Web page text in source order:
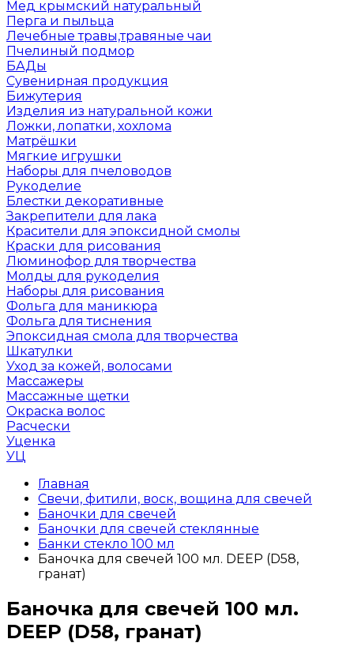
Мед крымский натуральный
Перга и пыльца
Лечебные травы,травяные чаи
Пчелиный подмор
БАДы
Сувенирная продукция
Бижутерия
Изделия из натуральной кожи
Ложки, лопатки, хохлома
Матрёшки
Мягкие игрушки
Наборы для пчеловодов
Рукоделие
Блестки декоративные
Закрепители для лака
Красители для эпоксидной смолы
Краски для рисования
Люминофор для творчества
Молды для рукоделия
Наборы для рисования
Фольга для маникюра
Фольга для тиснения
Эпоксидная смола для творчества
Шкатулки
Уход за кожей, волосами
Массажеры
Массажные щетки
Окраска волос
Расчески
Уценка
УЦ
Главная
Свечи, фитили, воск, вощина для свечей
Баночки для свечей
Баночки для свечей стеклянные
Банки стекло 100 мл
Баночка для свечей 100 мл. DEEP (D58,
гранат)
Баночка для свечей 100 мл.
DEEP (D58, гранат)